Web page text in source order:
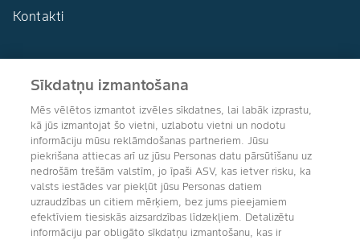
Kontakti
Latvija
Sekojiet mums
Sīkdatņu izmantošana
Mēs vēlētos izmantot izvēles sīkdatnes, lai labāk izprastu,
kā jūs izmantojat šo vietni, uzlabotu vietni un nodotu
informāciju mūsu reklāmdošanas partneriem. Jūsu
piekrišana attiecas arī uz jūsu Personas datu pārsūtīšanu uz
nedrošām trešām valstīm, jo īpaši ASV, kas ietver risku, ka
valsts iestādes var piekļūt jūsu Personas datiem
uzraudzības un citiem mērķiem, bez jums pieejamiem
efektīviem tiesiskās aizsardzības līdzekļiem. Detalizētu
informāciju par obligāto sīkdatņu izmantošanu, kas ir